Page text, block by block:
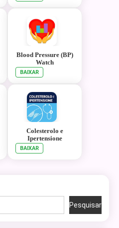
Blood Pressure (BP)
Watch
BAIXAR
Colesterolo e
Ipertensione
BAIXAR
Pesquisar